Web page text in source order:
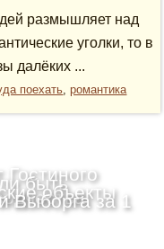
размышляет над
уголки, то в
далёких ...
поехать,романтика
Гостиного
быть
объекты
Выборга за 1